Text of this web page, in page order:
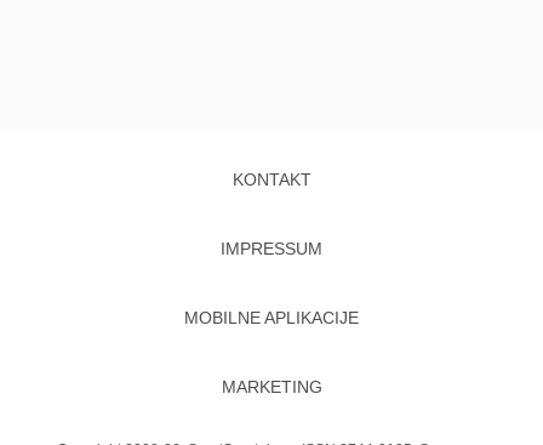
KONTAKT
IMPRESSUM
MOBILNE APLIKACIJE
MARKETING